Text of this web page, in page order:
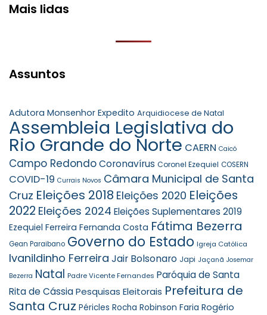
Mais lidas
Assuntos
Adutora Monsenhor Expedito Arquidiocese de Natal
Assembleia Legislativa do
Rio Grande do Norte CAERN Caicó
Campo RedondoCoronavírus Coronel Ezequiel COSERN
COVID-19 Currais Novos Câmara Municipal de Santa
Cruz Eleições 2018 Eleições 2020 Eleições
2022 Eleições 2024 Eleições Suplementares 2019
Ezequiel Ferreira Fernanda Costa Fátima Bezerra
Gean Paraibano Governo do Estado Igreja Católica
Ivanildinho Ferreira Jair Bolsonaro Japi Jaçanã Josemar
Bezerra Natal Padre Vicente Fernandes Paróquia de Santa
Rita de CássiaPesquisas Eleitorais Prefeitura de
Santa Cruz Péricles Rocha Robinson Faria Rogério